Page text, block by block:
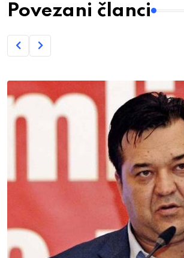
Povezani članci